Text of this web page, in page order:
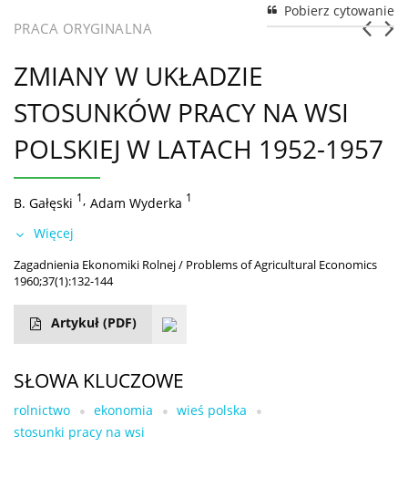
Pobierz cytowanie
PRACA ORYGINALNA
ZMIANY W UKŁADZIE
STOSUNKÓW PRACY NA WSI
POLSKIEJ W LATACH 1952-1957
B. Gałęski 1 , Adam Wyderka 1
Więcej
Zagadnienia Ekonomiki Rolnej / Problems of Agricultural Economics
1960;37(1):132-144
Artykuł (PDF)
SŁOWA KLUCZOWE
rolnictwo ekonomia
wieś polska
stosunki pracy na wsi